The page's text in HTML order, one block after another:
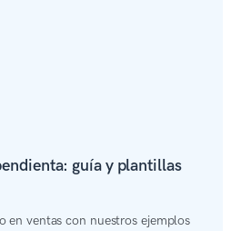
guía y plantillas
en ventas con nuestros ejemplos